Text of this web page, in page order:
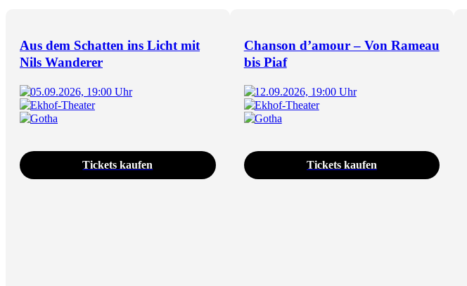
Aus dem Schatten ins Licht mit
Nils Wanderer
05.09.2026, 19:00 Uhr
Ekhof-Theater
Gotha
Tickets kaufen
Chanson d’amour – Von Rameau
bis Piaf
12.09.2026, 19:00 Uhr
Ekhof-Theater
Gotha
Tickets kaufen